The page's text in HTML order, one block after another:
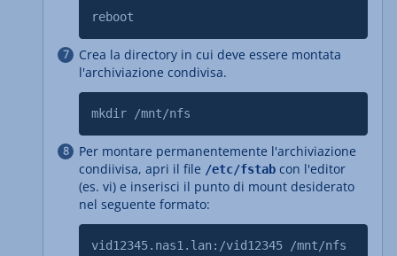
reboot
Crea la directory in cui deve essere montata
l'archiviazione condivisa.
mkdir /mnt/nfs
Per montare permanentemente l'archiviazione
condiivisa, apri il file /etc/fstab con l'editor
(es. vi) e inserisci il punto di mount desiderato
nel seguente formato:
vid12345.nas1.lan:/vid12345 /mnt/nfs